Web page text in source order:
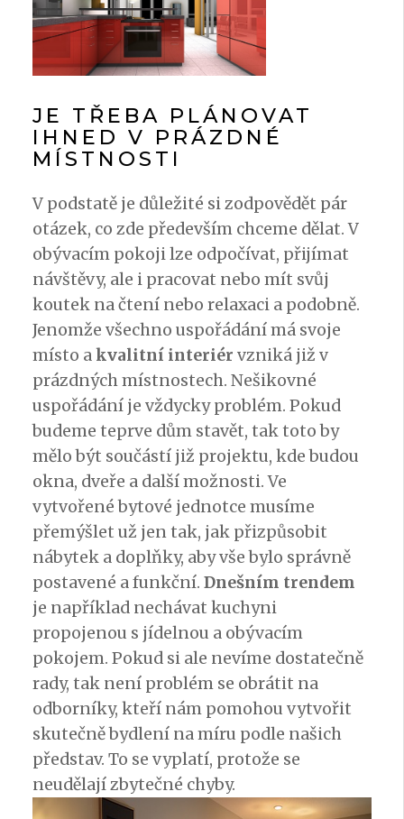
JE TŘEBA PLÁNOVAT
IHNED V PRÁZDNÉ
MÍSTNOSTI
V podstatě je důležité si zodpovědět pár
otázek, co zde především chceme dělat. V
obývacím pokoji lze odpočívat, přijímat
návštěvy, ale i pracovat nebo mít svůj
koutek na čtení nebo relaxaci a podobně.
Jenomže všechno uspořádání má svoje
místo akvalitní interiér vzniká již v
prázdných místnostech. Nešikovné
uspořádání je vždycky problém. Pokud
budeme teprve dům stavět, tak toto by
mělo být součástí již projektu, kde budou
okna, dveře a další možnosti. Ve
vytvořené bytové jednotce musíme
přemýšlet už jen tak, jak přizpůsobit
nábytek a doplňky, aby vše bylo správně
postavené a funkční. Dnešním trendem
je například nechávat kuchyni
propojenou s jídelnou a obývacím
pokojem. Pokud si ale nevíme dostatečně
rady, tak není problém se obrátit na
odborníky, kteří nám pomohou vytvořit
skutečně bydlení na míru podle našich
představ. To se vyplatí, protože se
neudělají zbytečné chyby.